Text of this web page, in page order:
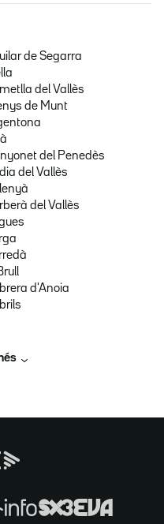
de Segarra
del Vallès
de Munt
del Penedès
del Vallès
del Vallès
d'Anoia